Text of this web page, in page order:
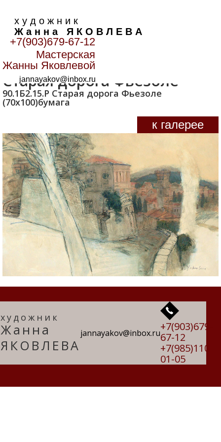
х у д о ж н и к
Ж а н н а Я К О В Л Е В А
+7(903)679-67-12
Мастерская
Жанны Яковлевой
jannayakov@inbox.ru
Главная>Пейзаж>Старая дорога Фьезоле
Старая дорога Фьезоле
90.1Б2.15.Р Старая дорога Фьезоле
(70х100)бумага
к галерее
художник
Жанна
ЯКОВЛЕВА
jannayakov@inbox.ru+7(903)679-
67-12
+7(985)110-
01-05